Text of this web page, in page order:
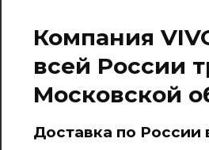
Компания
всей России
Московской
Доставка по России